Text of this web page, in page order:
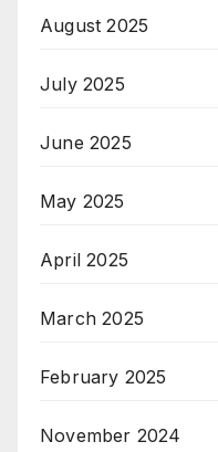
August 2025
July 2025
June 2025
May 2025
April 2025
March 2025
February 2025
November 2024